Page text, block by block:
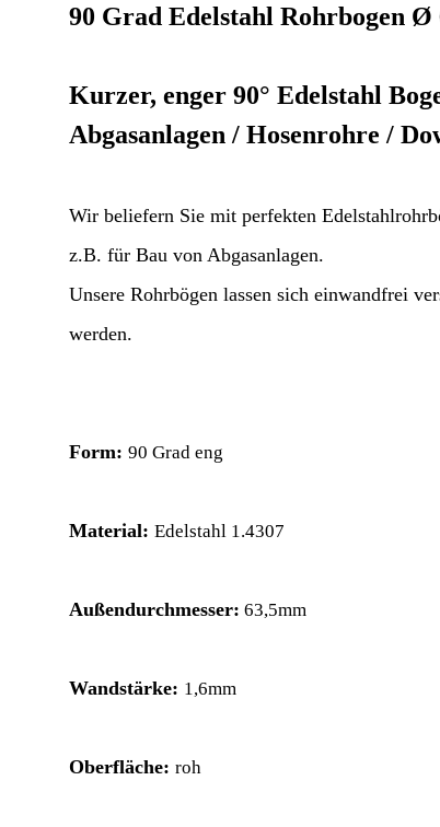
90 Grad Edelstahl Rohrbogen Ø
Kurzer, enger 90° Edelstahl
Abgasanlagen / Hosenrohre /
Wir beliefern Sie mit perfekten
z.B. für Bau von Abgasanlagen.
Unsere Rohrbögen lassen sich einwandfrei
werden.
Form: 90 Grad eng
Material: Edelstahl 1.4307
Außendurchmesser: 63,5mm
Wandstärke: 1,6mm
Oberfläche: roh